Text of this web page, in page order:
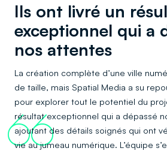
Ils ont livré un
exceptionnel qui a
nos attentes
La création complète d’une ville
de taille, mais Spatial Media a su
pour explorer tout le potentiel du
résultat exceptionnel qui a dépassé
ajoutant des détails soignés qui ont
vie au jumeau numérique. L’équipe
66